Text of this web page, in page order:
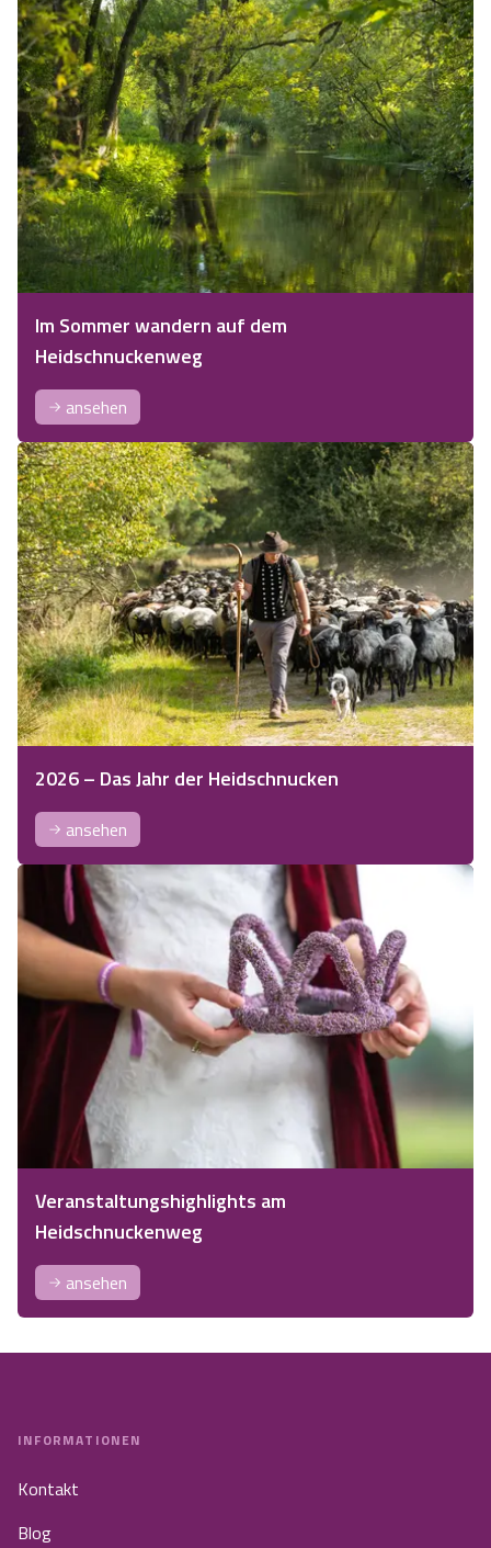
Im Sommer wandern auf dem
Heidschnuckenweg
ansehen
2026 – Das Jahr der Heidschnucken
ansehen
Veranstaltungshighlights am
Heidschnuckenweg
ansehen
INFORMATIONEN
Kontakt
Blog